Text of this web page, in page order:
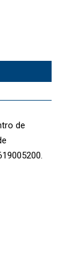
de